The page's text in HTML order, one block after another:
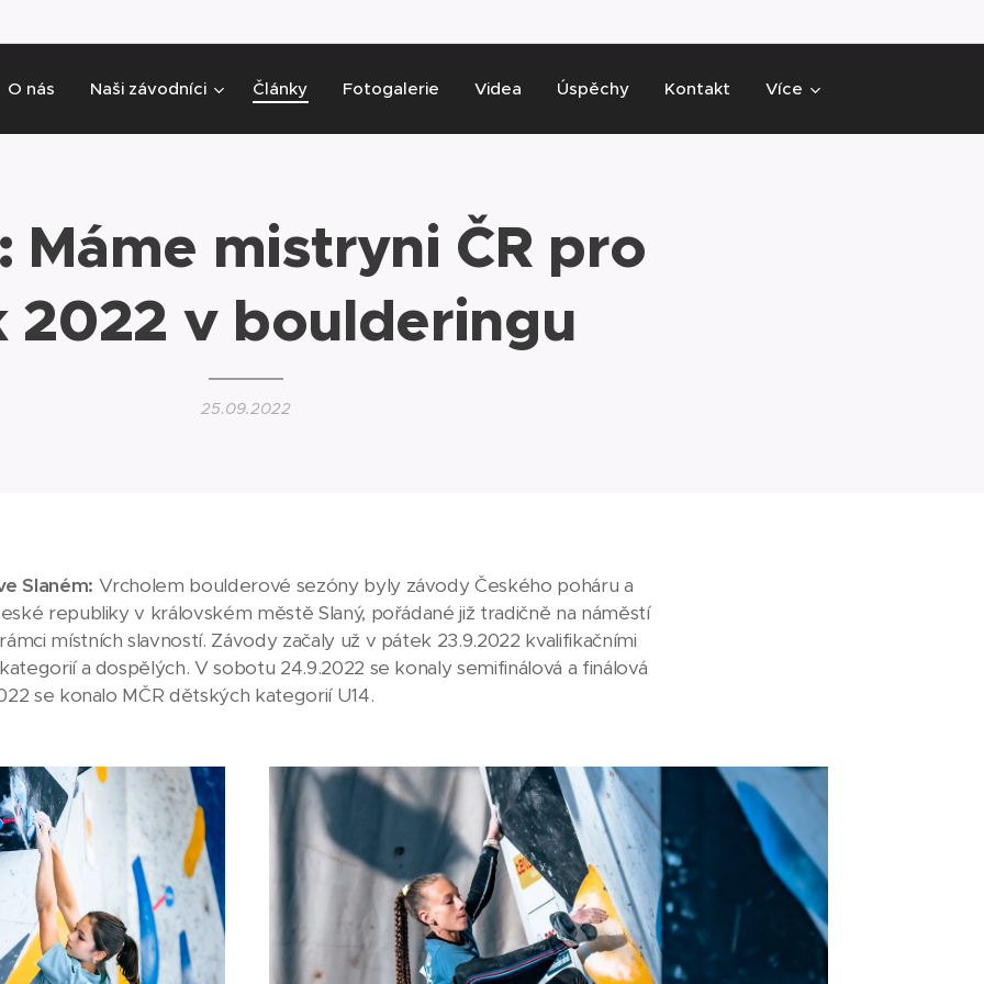
O nás Naši závodníci Články Fotogalerie Videa Úspěchy Kontakt Více
Máme mistryni ČR pro
2022 v boulderingu
25.09.2022
Slaném: Vrcholem boulderové sezóny byly závody Českého poháru a
republiky v královském městě Slaný, pořádané již tradičně na náměstí
místních slavností. Závody začaly už v pátek 23.9.2022 kvalifikačními
a dospělých. V sobotu 24.9.2022 se konaly semifinálová a finálová
se konalo MČR dětských kategorií U14.